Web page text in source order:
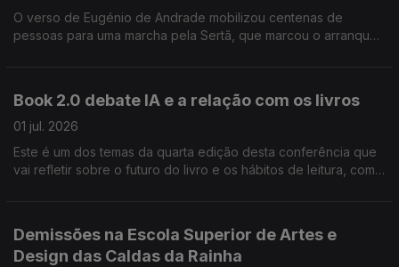
O verso de Eugénio de Andrade mobilizou centenas de
pessoas para uma marcha pela Sertã, que marcou o arranque
a primeira edição do Festival Polska, sobre o cinema polaco.
Foi cancelado o Festival Estoril Lisboa, depois da morte súbita
85 anos
Book 2.0 debate IA e a relação com os livros
01 jul. 2026
Este é um dos temas da quarta edição desta conferência que
vai refletir sobre o futuro do livro e os hábitos de leitura, com
tarde, com uma seleção de 23 das obras adquiridas desde
2019. A poetisa Inês Lourenço venceu o Grande Prémio de
Demissões na Escola Superior de Artes e
Design das Caldas da Rainha